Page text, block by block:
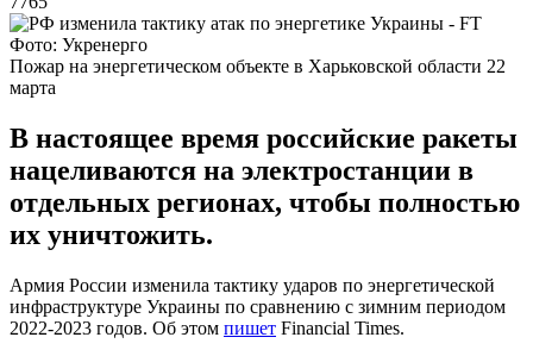
Фото: Укренерго
Пожар на энергетическом объекте в Харьковской области 22
марта
В настоящее время российские ракеты
нацеливаются на электростанции в
отдельных регионах, чтобы полностью
их уничтожить.
Армия России изменила тактику ударов по энергетической
инфраструктуре Украины по сравнению с зимним периодом
2022-2023 годов. Об этом пишет Financial Times.